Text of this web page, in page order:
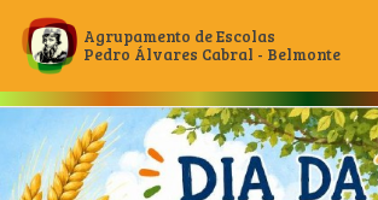
Main Navigation
Agrupamento de Escolas
Pedro Álvares Cabral - Belmonte